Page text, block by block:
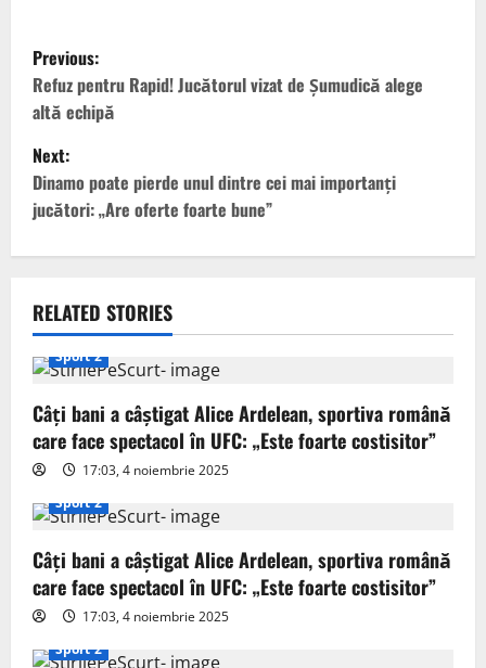
P
o
s
t
n
v
i
g
a
t
i
o
n
Previous:
Refuz pentru Rapid! Jucătorul vizat de Șumudică alege
altă echipă
Next:
Dinamo poate pierde unul dintre cei mai importanți
jucători: „Are oferte foarte bune”
RELATED STORIES
Sport 2
Câți bani a câștigat Alice Ardelean, sportiva română
care face spectacol în UFC: „Este foarte costisitor”
17:03, 4 noiembrie 2025
Sport 2
Câți bani a câștigat Alice Ardelean, sportiva română
care face spectacol în UFC: „Este foarte costisitor”
17:03, 4 noiembrie 2025
Sport 2